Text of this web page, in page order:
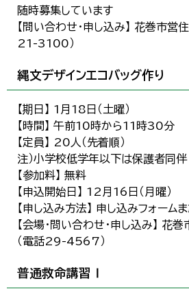
随時募集しています
【問い合わせ・申し込み】 花巻市営
21-3100）
縄文デザインエコバッグ作り
【期日】 1月18日（土曜）
【時間】 午前10時から11時30分
【定員】 20人（先着順）
注）小学校低学年以下は保護者同伴
【参加料】 無料
【申込開始日】 12月16日（月曜）
【申し込み方法】 申し込みフォーム
【会場・問い合わせ・申し込み】 花
（電話29-4567）
普通救命講習Ⅰ